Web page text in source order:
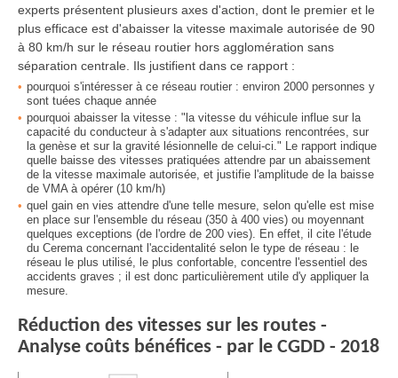
experts présentent plusieurs axes d'action, dont le premier et le
plus efficace est d'abaisser la vitesse maximale autorisée de 90
à 80 km/h sur le réseau routier hors agglomération sans
séparation centrale. Ils justifient dans ce rapport :
pourquoi s'intéresser à ce réseau routier : environ 2000 personnes y
sont tuées chaque année
pourquoi abaisser la vitesse : "la vitesse du véhicule influe sur la
capacité du conducteur à s'adapter aux situations rencontrées, sur
la genèse et sur la gravité lésionnelle de celui-ci." Le rapport indique
quelle baisse des vitesses pratiquées attendre par un abaissement
de la vitesse maximale autorisée, et justifie l'amplitude de la baisse
de VMA à opérer (10 km/h)
quel gain en vies attendre d'une telle mesure, selon qu'elle est mise
en place sur l'ensemble du réseau (350 à 400 vies) ou moyennant
quelques exceptions (de l'ordre de 200 vies). En effet, il cite l'étude
du Cerema concernant l'accidentalité selon le type de réseau : le
réseau le plus utilisé, le plus confortable, concentre l'essentiel des
accidents graves ; il est donc particulièrement utile d'y appliquer la
mesure.
Réduction des vitesses sur les routes -
Analyse coûts bénéfices - par le CGDD - 2018